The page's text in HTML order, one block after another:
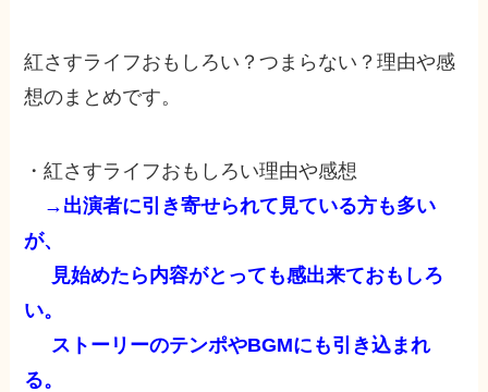
紅さすライフおもしろい？つまらない？理由や感
想のまとめです。
・紅さすライフおもしろい理由や感想
→出演者に引き寄せられて見ている方も多い
が、
見始めたら内容がとっても感出来ておもしろ
い。
ストーリーのテンポやBGMにも引き込まれ
る。